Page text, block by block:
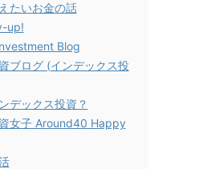
たいお金の話
up!
Blog
ブログ (インデックス投
デックス投資？
女子 Around40 Happy